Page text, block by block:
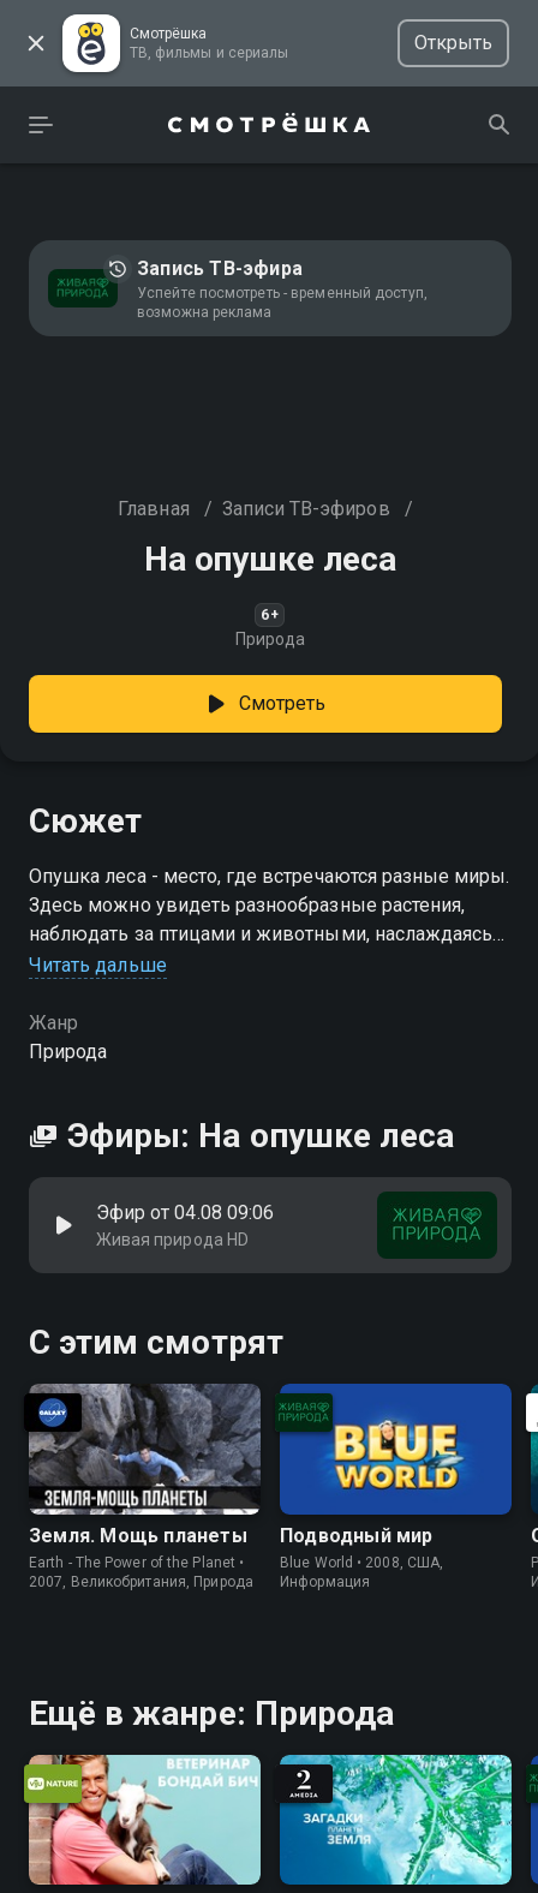
Смотрёшка
ТВ, фильмы и сериалы
Открыть
Запись ТВ-эфира
Успейте посмотреть - временный доступ,
возможна реклама
Главная / Записи ТВ-эфиров /
На опушке леса
6+
Природа
Смотреть
Сюжет
Опушка леса - место, где встречаются разные миры.
Здесь можно увидеть разнообразные растения,
наблюдать за птицами и животными, наслаждаясь
природной гармонией
Читать дальше
Жанр
Природа
Эфиры: На опушке леса
Эфир от 04.08 09:06
Живая природа HD
С этим смотрят
Земля. Мощь планеты
Earth - The Power of the Planet •
2007, Великобритания, Природа
Подводный мир
Blue World • 2008, США,
Информация
Ещё в жанре: Природа